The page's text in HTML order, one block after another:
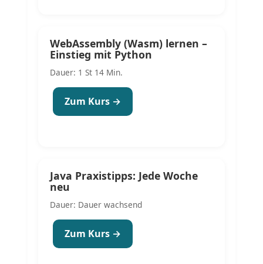
WebAssembly (Wasm) lernen –
Einstieg mit Python
Dauer: 1 St 14 Min.
Zum Kurs →
Java Praxistipps: Jede Woche
neu
Dauer: Dauer wachsend
Zum Kurs →